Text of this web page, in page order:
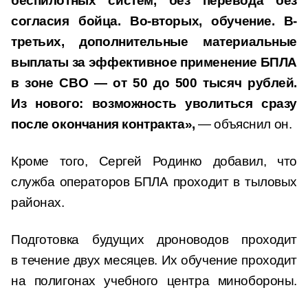
согласия бойца. Во-вторых, обучение. В-
третьих, дополнительные материальные
выплаты за эффективное применение БПЛА
в зоне СВО — от 50 до 500 тысяч рублей.
Из нового: возможность уволиться сразу
после окончания контракта»,— объяснил он.
Кроме того, Сергей Родинко добавил, что
служба операторов БПЛА проходит в тыловых
районах.
Подготовка будущих дроноводов проходит
в течение двух месяцев. Их обучение проходит
на полигонах учебного центра минобороны.